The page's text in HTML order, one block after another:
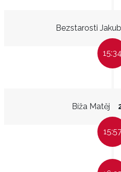
Bezstarosti Jakub
15:34
Bíža Matěj